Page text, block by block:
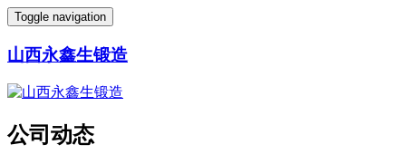
Toggle navigation
山西永鑫生锻造
公司动态